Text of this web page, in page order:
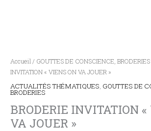
Accueil / GOUTTES DE CONSCIENCE, BRODERIES
INVITATION « VIENS ON VA JOUER »
ACTUALITÉS THÉMATIQUES, GOUTTES DE
BRODERIES
BRODERIE INVITATION «
VA JOUER »